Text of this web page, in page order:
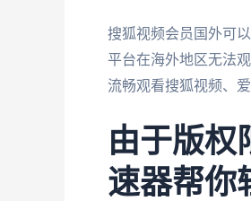
搜狐视频会员国外可
平台在海外地区无法
流畅观看搜狐视频、
由于版权
速器帮你